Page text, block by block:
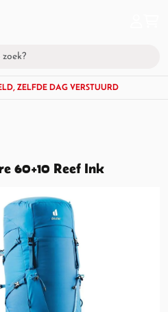
ZELFDE DAG VERSTUURD
60+10 Reef Ink